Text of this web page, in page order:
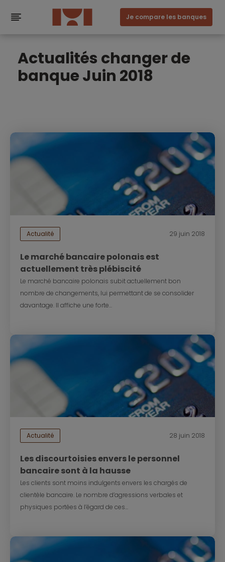
Je compare les banques
Actualités changer de
banque Juin 2018
Actualité 29 juin 2018
Le marché bancaire polonais est
actuellement très plébiscité
Le marché bancaire polonais subit actuellement bon
nombre de changements, lui permettant de se consolider
davantage. Il affiche une forte...
Actualité 28 juin 2018
Les discourtoisies envers le personnel
bancaire sont à la hausse
Les clients sont moins indulgents envers les chargés de
clientèle bancaire. Le nombre d’agressions verbales et
physiques portées à l’égard de ces...